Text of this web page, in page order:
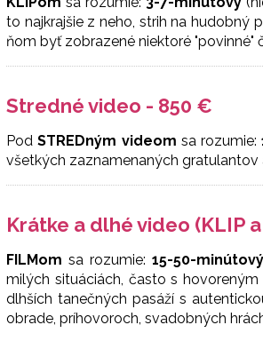
to najkrajšie z neho, strih na hudobný
ňom byť zobrazené niektoré "povinné"
Stredné video - 850 €
PodSTREDným videom sa rozumie:
všetkých zaznamenaných
Krátke a dlhé video (KLIP
FILMom sa rozumie: 15-50-
milých situáciách, často s
dlhších tanečných pasáží s
obrade, príhovoroch, svadobných